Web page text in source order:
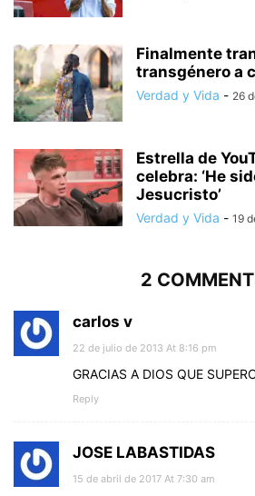
Finalmente
transgénero a
Verdad y Vida - 26
Estrella de
celebra: ‘He
Jesucristo’
Verdad y Vida - 19
2
carlos v
22 de julio de 2013 At 8:16 pm
GRACIAS A DIOS QUE
Reply
JOSE LABASTIDAS
15 de abril de 2017 At 7:30 am